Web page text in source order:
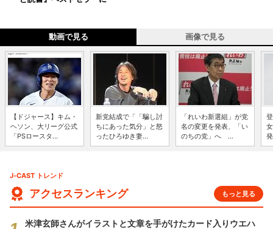
動画で見る 画像で見る
【ドジャース】キム・
ヘソン、大リーグ公式
「PSロースタ...
新党結成で「「騙し討
ちにあった気分」と怒
ったひろゆき妻...
「れいわ新選組」が党
名の変更を発表、「い
のちの党」へ ...
J-CAST トレンド
アクセスランキング もっと見る
米津玄師さんがイラストと文章を手がけたカード入りウエハ